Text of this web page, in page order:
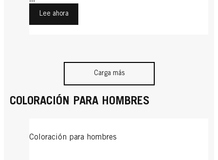
Lee ahora
Carga más
COLORACIÓN PARA HOMBRES
Coloración para hombres